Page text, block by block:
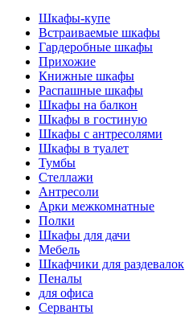
Шкафы-купе
Встраиваемые шкафы
Гардеробные шкафы
Прихожие
Книжные шкафы
Распашные шкафы
Шкафы на балкон
Шкафы в гостиную
Шкафы с антресолями
Шкафы в туалет
Тумбы
Стеллажи
Антресоли
Арки межкомнатные
Полки
Шкафы для дачи
Мебель
Шкафчики для раздевалок
Пеналы
для офиса
Серванты